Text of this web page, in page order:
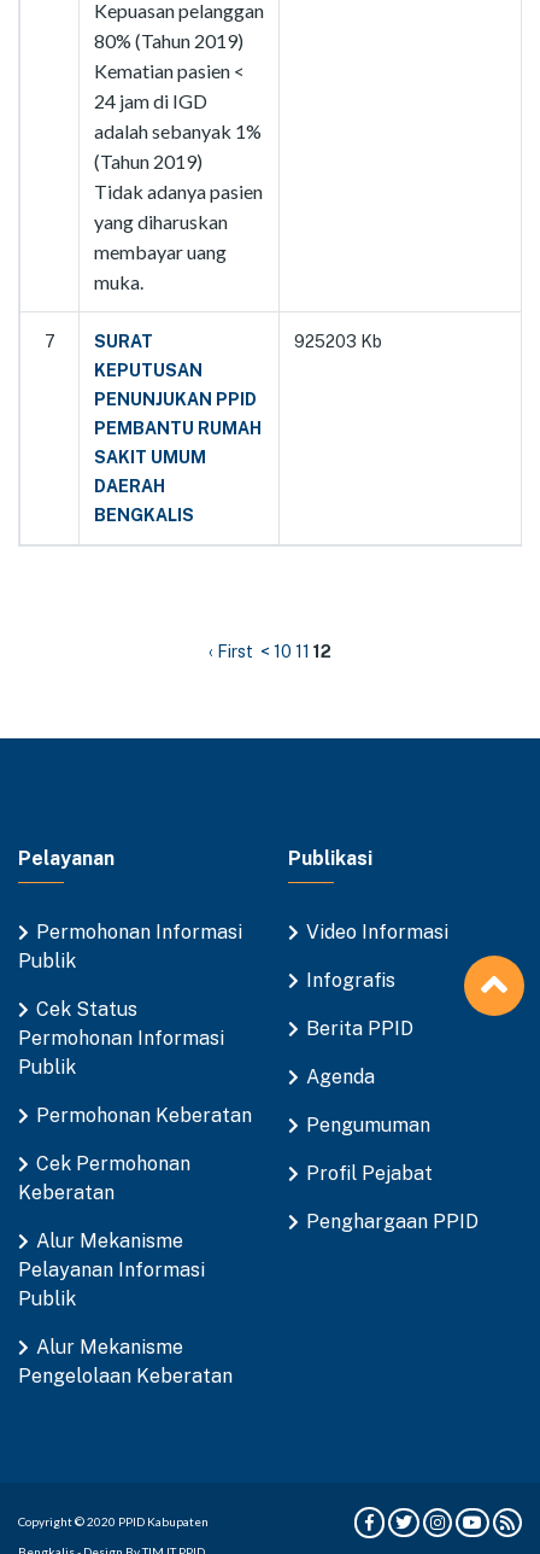
Kepuasan pelanggan
80% (Tahun 2019)
Kematian pasien <
24 jam di IGD
adalah sebanyak 1%
(Tahun 2019)
Tidak adanya pasien
yang diharuskan
membayar uang
muka.
7
SURAT
KEPUTUSAN
PENUNJUKAN PPID
PEMBANTU RUMAH
SAKIT UMUM
DAERAH
BENGKALIS
925203 Kb
‹ First < 10 11 12
Pelayanan
Permohonan Informasi
Publik
Cek Status
Permohonan Informasi
Publik
Permohonan Keberatan
Cek Permohonan
Keberatan
Alur Mekanisme
Pelayanan Informasi
Publik
Alur Mekanisme
Pengelolaan Keberatan
Publikasi
Video Informasi
Infografis
Berita PPID
Agenda
Pengumuman
Profil Pejabat
Penghargaan PPID
Copyright © 2020 PPID Kabupaten